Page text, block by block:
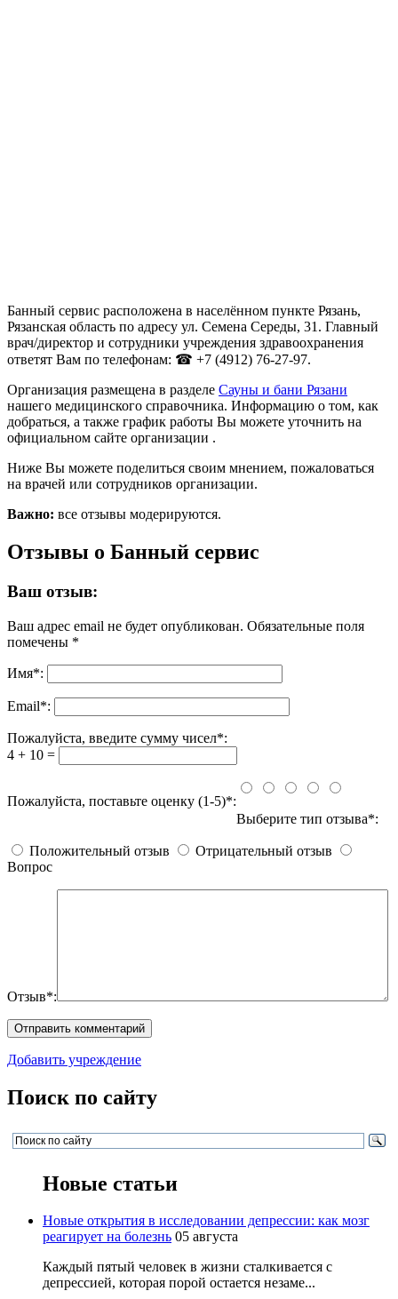
Банный сервис расположена в населённом пункте Рязань,
Рязанская область по адресу ул. Семена Середы, 31. Главный
врач/директор и сотрудники учреждения здравоохранения
ответят Вам по телефонам: ☎ +7 (4912) 76-27-97.
Организация размещена в разделе Сауны и бани Рязани
нашего медицинского справочника. Информацию о том, как
добраться, а также график работы Вы можете уточнить на
официальном сайте организации .
Ниже Вы можете поделиться своим мнением, пожаловаться
на врачей или сотрудников организации.
Важно: все отзывы модерируются.
Отзывы о Банный сервис
Ваш отзыв:
Ваш адрес email не будет опубликован. Обязательные поля
помечены *
Имя*:
Email*:
Пожалуйста, введите сумму чисел*:
4 + 10 =
Пожалуйста, поставьте оценку (1-5)*:
Выберите тип отзыва*:
Положительный отзыв
Отрицательный отзыв
Вопрос
Отзыв*:
Добавить учреждение
Поиск по сайту
Новые статьи
Новые открытия в исследовании депрессии: как мозг
реагирует на болезнь 05 августа
Каждый пятый человек в жизни сталкивается с
депрессией, которая порой остается незаме...